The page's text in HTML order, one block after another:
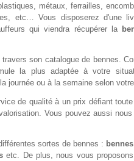
métaux, ferrailles,
etc… Vous disposerez d'une
qui viendra récupérer la
son catalogue de bennes.
la plus adaptée à votre
journée ou à la semaine selon
de qualité à un prix défiant
Vous pouvez aussi
sortes de bennes :
etc. De plus, nous vous